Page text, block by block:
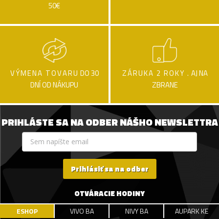
50€
VÝMENA TOVARU DO 30
DNÍ OD NÁKUPU
ZÁRUKA 2 ROKY . AJ NA
ZBRANE
PRIHLÁSTE SA NA ODBER NÁŠHO NEWSLETTRA
Prihlásiť sa na odber
OTVÁRACIE HODINY
ESHOP VIVO BA NIVY BA AUPARK KE